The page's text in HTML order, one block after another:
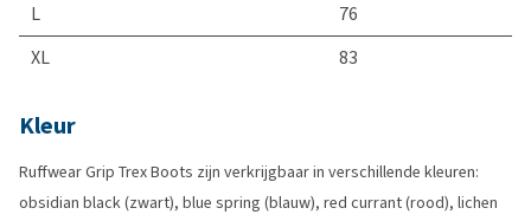
L
76
XL
83
Kleur
Ruffwear Grip Trex Boots zijn verkrijgbaar in verschillende kleuren:
obsidian black (zwart), blue spring (blauw), red currant (rood), lichen